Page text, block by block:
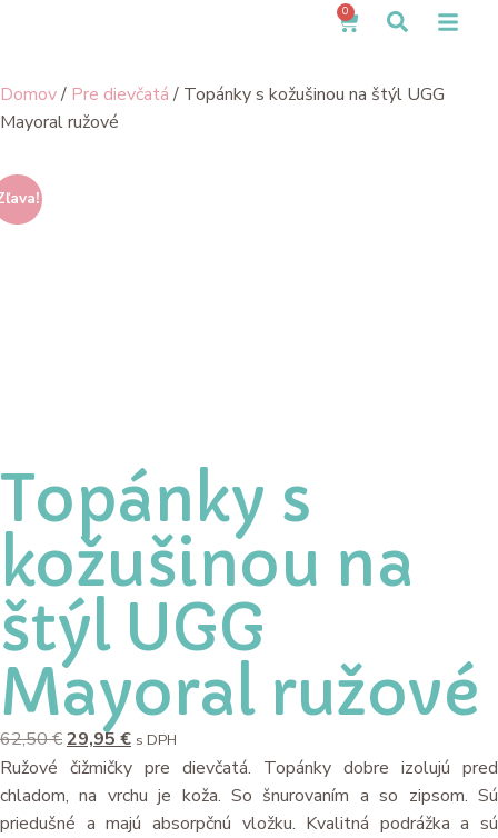
0
Domov/ Pre dievčatá/ Topánky s kožušinou na štýl UGG
Mayoral ružové
Topánky s
kožušinou na
štýl UGG
Mayoral ružové
62,50€29,95 € s DPH
Ružové čižmičky pre dievčatá. Topánky dobre izolujú pred
chladom, na vrchu je koža. So šnurovaním a so zipsom. Sú
priedušné a majú absorpčnú vložku. Kvalitná podrážka a sú